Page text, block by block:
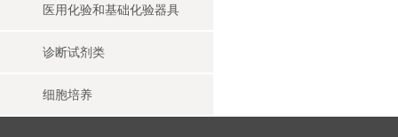
医用化验和基础化验器具
诊断试剂类
细胞培养